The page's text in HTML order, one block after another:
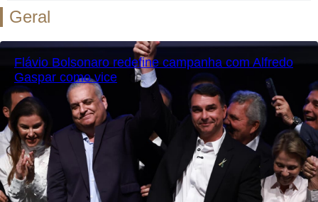
Geral
Flávio Bolsonaro redefine campanha com Alfredo
Gaspar como vice